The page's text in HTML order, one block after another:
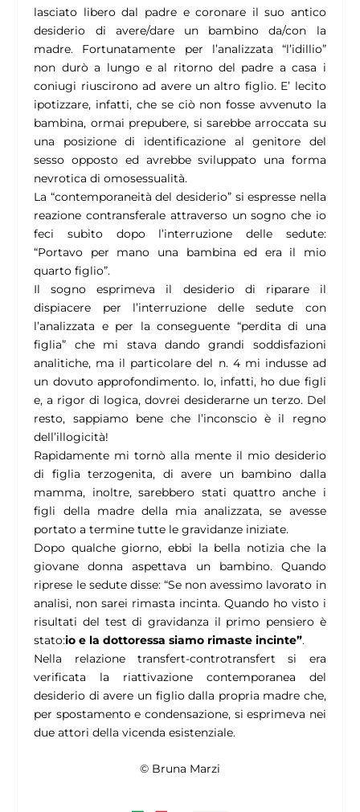
lasciato libero dal padre e coronare il suo antico
desiderio di avere/dare un bambino da/con la
madre. Fortunatamente per l’analizzata “l’idillio”
non durò a lungo e al ritorno del padre a casa i
coniugi riuscirono ad avere un altro figlio. E’ lecito
ipotizzare, infatti, che se ciò non fosse avvenuto la
bambina, ormai prepubere, si sarebbe arroccata su
una posizione di identificazione al genitore del
sesso opposto ed avrebbe sviluppato una forma
nevrotica di omosessualità.
La “contemporaneità del desiderio” si espresse nella
reazione contransferale attraverso un sogno che io
feci subito dopo l’interruzione delle sedute:
“Portavo per mano una bambina ed era il mio
quarto figlio”.
Il sogno esprimeva il desiderio di riparare il
dispiacere per l’interruzione delle sedute con
l’analizzata e per la conseguente “perdita di una
figlia” che mi stava dando grandi soddisfazioni
analitiche, ma il particolare del n. 4 mi indusse ad
un dovuto approfondimento. Io, infatti, ho due figli
e, a rigor di logica, dovrei desiderarne un terzo. Del
resto, sappiamo bene che l’inconscio è il regno
dell’illogicità!
Rapidamente mi tornò alla mente il mio desiderio
di figlia terzogenita, di avere un bambino dalla
mamma, inoltre, sarebbero stati quattro anche i
figli della madre della mia analizzata, se avesse
portato a termine tutte le gravidanze iniziate.
Dopo qualche giorno, ebbi la bella notizia che la
giovane donna aspettava un bambino. Quando
riprese le sedute disse: “Se non avessimo lavorato in
analisi, non sarei rimasta incinta. Quando ho visto i
risultati del test di gravidanza il primo pensiero è
stato:io e la dottoressa siamo rimaste incinte”.
Nella relazione transfert-controtransfert si era
verificata la riattivazione contemporanea del
desiderio di avere un figlio dalla propria madre che,
per spostamento e condensazione, si esprimeva nei
due attori della vicenda esistenziale.
© Bruna Marzi